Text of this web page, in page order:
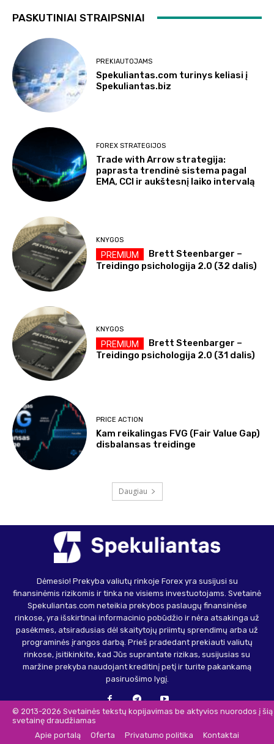
PASKUTINIAI STRAIPSNIAI
PREKIAUTOJAMS
Spekuliantas.com turinys keliasi į
Spekuliantas.biz
FOREX STRATEGIJOS
Trade with Arrow strategija:
paprasta trendinė sistema pagal
EMA, CCI ir aukštesnį laiko intervalą
KNYGOS
Brett Steenbarger –
Treidingo psichologija 2.0 (32 dalis)
KNYGOS
Brett Steenbarger –
Treidingo psichologija 2.0 (31 dalis)
PRICE ACTION
Kam reikalingas FVG (Fair Value Gap)
disbalansas treidinge
Daugiau
Dėmesio! Prekyba valiutų rinkoje Forex yra susijusi su
finansinėmis rizikomis ir tinka ne visiems investuotojams. Svetainė
Spekuliantas.com neteikia prekybos paslaugų finansinėse
rinkose, yra išskirtinai informacinio pobūdžio ir nėra atsakinga už
pasėkmes, atsiradusias dėl skaitytojų priimtų sprendimų arba už
programinės įrangos darbą. Prieš pradedant prekiauti valiutų
rinkose, įsitikinkite, kad Jūs suprantate rizikas, susijusias su
maržine prekyba naudojant kreditinį petį ir turite pakankamą
pasiruošimo lygį.
© 2013-2026 Svetainės tekstų kopijavimas be aktyvios nuorodos į šią
svetainę draudžiamas
Apie portalą
Oferta Privatumo politika Kontaktai